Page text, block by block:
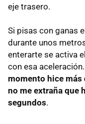
eje trasero.
Si pisas con ganas
durante unos
enterarte se activa
con esa aceleración.
momento hice más
no me extraña que
segundos.